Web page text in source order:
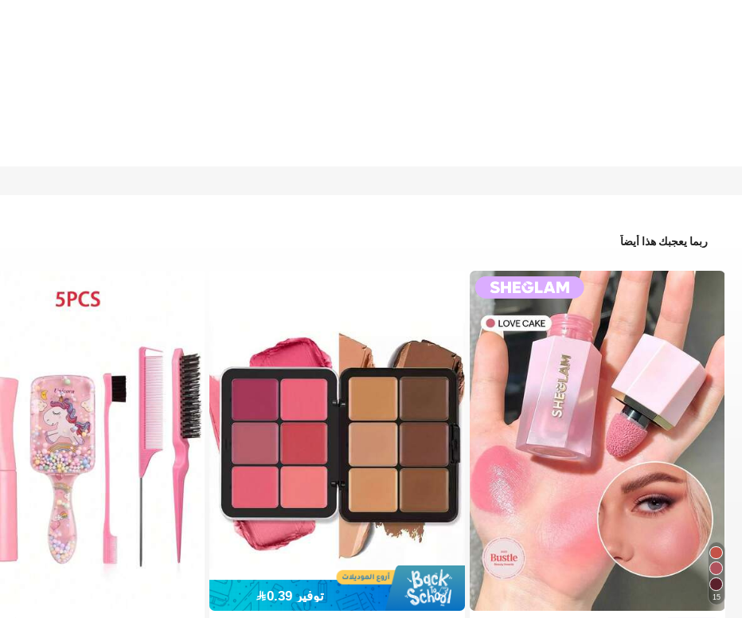
ربما يعجبك هذا أيضاً
15 توفير 0.39
1# الأفضل مبيعا
في تصحيح الألوان خافي العيوب
عملاء متكررون بشكل كبير